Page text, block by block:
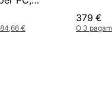
PlayStation
One Colore
€
379 €
O 3